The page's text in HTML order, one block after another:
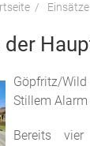
Einsätze
Göpfritz/
Stillem
Bereits